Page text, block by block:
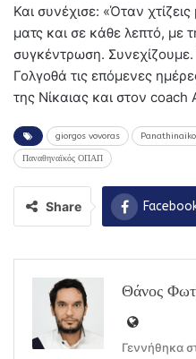
Και συνέχισε: «Όταν
ματς και σε κάθε λεπτό, με
συγκέντρωση.
Γολγοθά τις επόμενες
της Νίκαιας και στον coach
giorgos vovoras
Παναθηναϊκός ΟΠΑΠ
Share
Θάνος
Γεννήθηκα